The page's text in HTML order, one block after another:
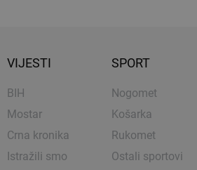
VIJESTI
BIH
Mostar
Crna kronika
Istražili smo
SPORT
Nogomet
Košarka
Rukomet
Ostali sportovi